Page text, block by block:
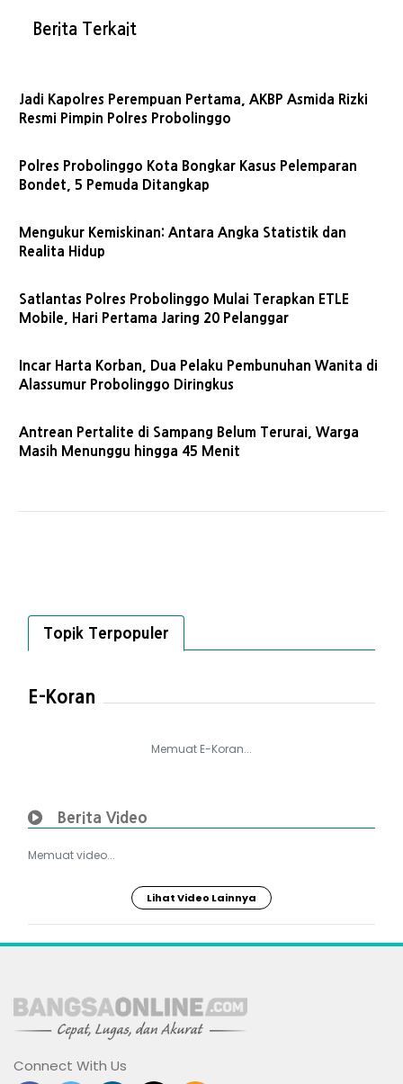
Berita Terkait
Jadi Kapolres Perempuan Pertama, AKBP Asmida Rizki
Resmi Pimpin Polres Probolinggo
Polres Probolinggo Kota Bongkar Kasus Pelemparan
Bondet, 5 Pemuda Ditangkap
Mengukur Kemiskinan: Antara Angka Statistik dan
Realita Hidup
Satlantas Polres Probolinggo Mulai Terapkan ETLE
Mobile, Hari Pertama Jaring 20 Pelanggar
Incar Harta Korban, Dua Pelaku Pembunuhan Wanita di
Alassumur Probolinggo Diringkus
Antrean Pertalite di Sampang Belum Terurai, Warga
Masih Menunggu hingga 45 Menit
Topik Terpopuler
E-Koran
Memuat E-Koran...
Berita Video
Memuat video...
Lihat Video Lainnya
Connect With Us